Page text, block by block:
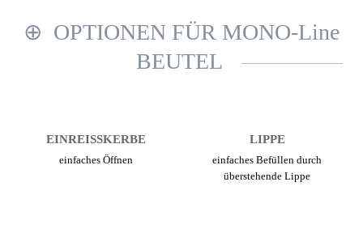
OPTIONEN FÜR MONO-Line
BEUTEL
EINREISSKERBE
einfaches Öffnen
LIPPE
einfaches Befüllen durch
überstehende Lippe